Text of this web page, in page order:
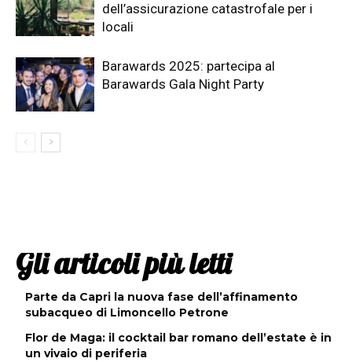
dell’assicurazione catastrofale per i
locali
Barawards 2025: partecipa al
Barawards Gala Night Party
Gli articoli più letti
Parte da Capri la nuova fase dell’affinamento
subacqueo di Limoncello Petrone
Flor de Maga: il cocktail bar romano dell’estate è in
un vivaio di periferia